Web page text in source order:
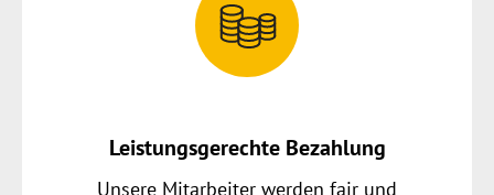
Leistungsgerechte Bezahlung
Unsere Mitarbeiter werden fair und